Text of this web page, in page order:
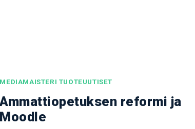
MEDIAMAISTERI TUOTEUUTISET
Ammattiopetuksen reformi ja
Moodle